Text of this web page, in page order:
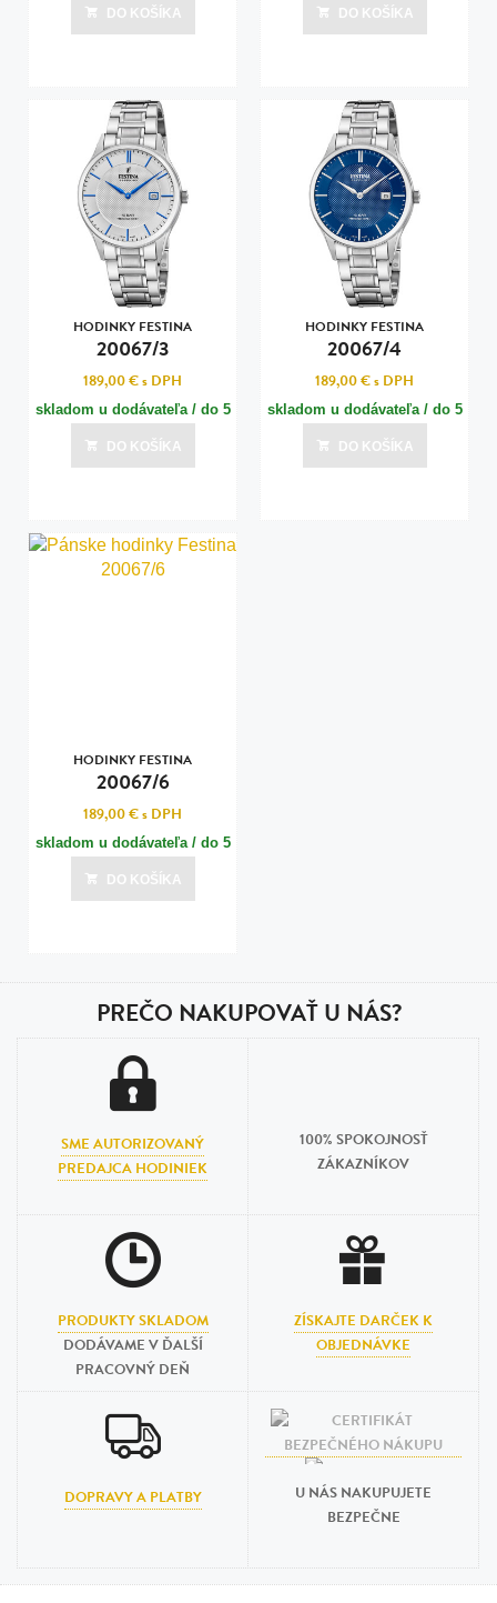
dní
Posledná aktualizácia dnes o 01:01
DO KOŠÍKA
dní
Posledná aktualizácia dnes o 01:01
DO KOŠÍKA
HODINKY FESTINA
20067/3
189,00 €s DPH
skladom u dodávateľa / do 5
dní
Posledná aktualizácia dnes o 01:01
DO KOŠÍKA
HODINKY FESTINA
20067/4
189,00 €s DPH
skladom u dodávateľa / do 5
dní
Posledná aktualizácia dnes o 01:01
DO KOŠÍKA
HODINKY FESTINA
20067/6
189,00 €s DPH
skladom u dodávateľa / do 5
dní
Posledná aktualizácia dnes o 01:01
DO KOŠÍKA
PREČO NAKUPOVAŤ U NÁS?
SME AUTORIZOVANÝ
PREDAJCA HODINIEK
100% SPOKOJNOSŤ
ZÁKAZNÍKOV
PRODUKTY SKLADOM
DODÁVAME V ĎALŠÍ
PRACOVNÝ DEŇ
ZÍSKAJTE DARČEK K
OBJEDNÁVKE
DOPRAVY A PLATBY
U NÁS NAKUPUJETE
BEZPEČNE